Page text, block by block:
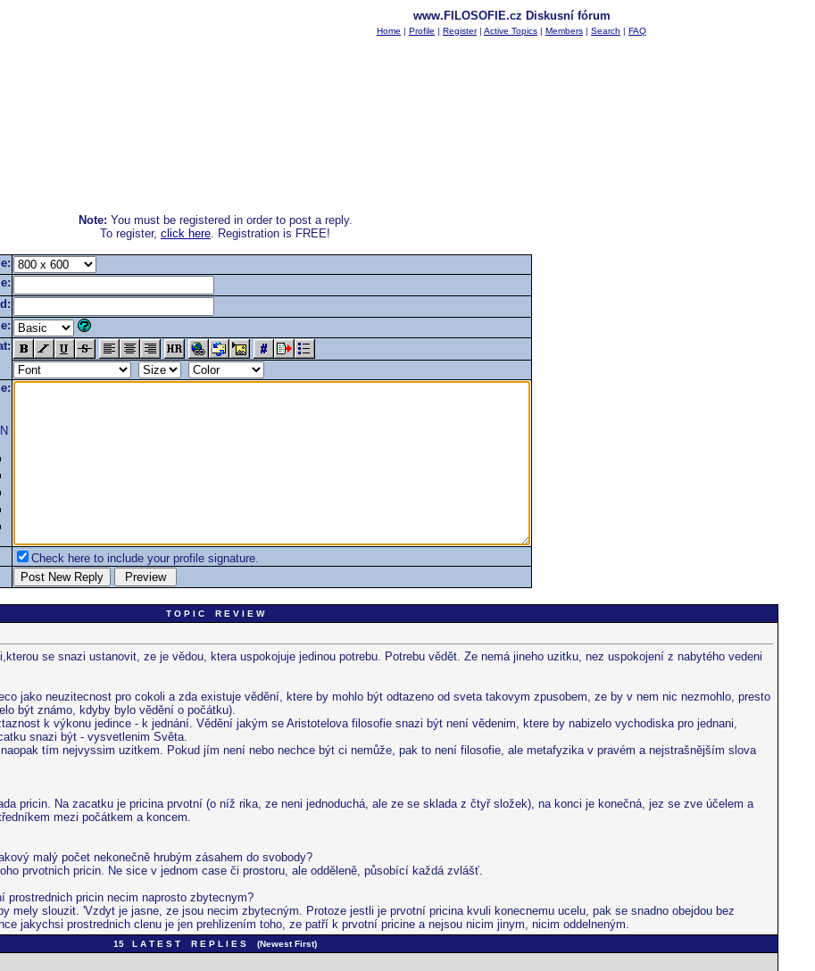
www.FILOSOFIE.cz Diskusní fórum
Home | Profile | Register| Active Topics | Members | Search | FAQ
Note: You must be registered in order to post a reply.
To register, click here. Registration is FREE!
Check here to include your profile signature.
T O P I C R E V I E W
se snazi ustanovit, ze je vědou, ktera uspokojuje jedinou potrebu. Potrebu vědět. Ze nemá jineho uzitku, nez uspokojení z nabytého vedeni
jako neuzitecnost pro cokoli a zda existuje vědění, ktere by mohlo být odtazeno od sveta takovym zpusobem, ze by v nem nic nezmohlo, presto
být známo, kdyby bylo vědění o počátku).
k výkonu jedince - k jednání. Vědění jakým se Aristotelova filosofie snazi být není vědenim, ktere by nabizelo vychodiska pro jednani,
snazi být - vysvetlenim Světa.
tím nejvyssim uzitkem. Pokud jím není nebo nechce být ci nemůže, pak to není filosofie, ale metafyzika v pravém a nejstrašnějším slova
pricin. Na zacatku je pricina prvotní (o níž rika, ze neni jednoduchá, ale ze se sklada z čtyř složek), na konci je konečná, jez se zve účelem a
mezi počátkem a koncem.
malý počet nekonečně hrubým zásahem do svobody?
prvotnich pricin. Ne sice v jednom case či prostoru, ale odděleně, působící každá zvlášť.
pricin necim naprosto zbytecnym?
mely slouzit. 'Vzdyt je jasne, ze jsou necim zbytecným. Protoze jestli je prvotní pricina kvuli konecnemu ucelu, pak se snadno obejdou bez
jakychsi prostrednich clenu je jen prehlizením toho, ze patří k prvotní pricine a nejsou nicim jinym, nicim oddelneným.
15 L A T E S T R E P L I E S (Newest First)